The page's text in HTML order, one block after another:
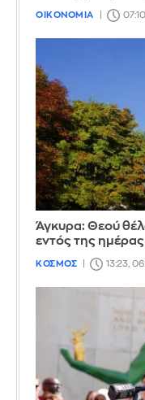
ΟΙΚΟΝΟΜΙΑ
Άγκυρα: Θεού
εντός της
ΚΟΣΜΟΣ 13:23,